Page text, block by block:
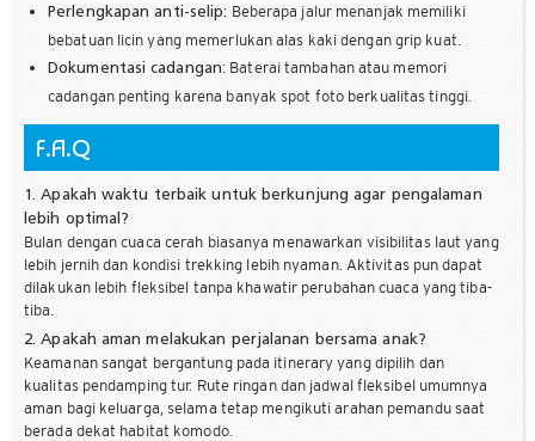
Perlengkapan anti-selip: Beberapa jalur menanjak memiliki
bebatuan licin yang memerlukan alas kaki dengan grip kuat.
Dokumentasi cadangan: Baterai tambahan atau memori
cadangan penting karena banyak spot foto berkualitas tinggi.
F.A.Q
1. Apakah waktu terbaik untuk berkunjung agar pengalaman
lebih optimal?
Bulan dengan cuaca cerah biasanya menawarkan visibilitas laut yang
lebih jernih dan kondisi trekking lebih nyaman. Aktivitas pun dapat
dilakukan lebih fleksibel tanpa khawatir perubahan cuaca yang tiba-
tiba.
2. Apakah aman melakukan perjalanan bersama anak?
Keamanan sangat bergantung pada itinerary yang dipilih dan
kualitas pendamping tur. Rute ringan dan jadwal fleksibel umumnya
aman bagi keluarga, selama tetap mengikuti arahan pemandu saat
berada dekat habitat komodo.